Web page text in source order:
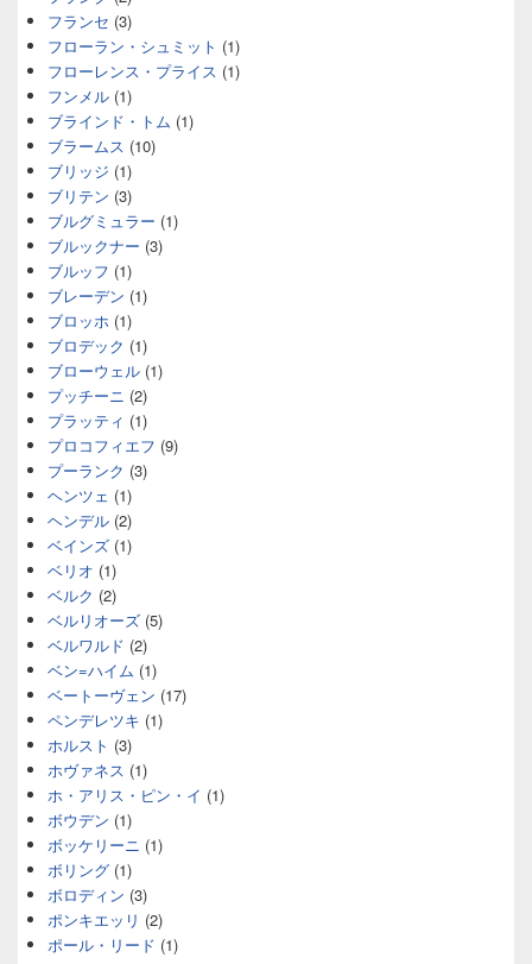
フランセ (3)
フローラン・シュミット (1)
フローレンス・プライス (1)
フンメル (1)
ブラインド・トム (1)
ブラームス (10)
ブリッジ (1)
ブリテン (3)
ブルグミュラー (1)
ブルックナー (3)
ブルッフ (1)
ブレーデン (1)
ブロッホ (1)
ブロデック (1)
ブローウェル (1)
プッチーニ (2)
プラッティ (1)
プロコフィエフ (9)
プーランク (3)
ヘンツェ (1)
ヘンデル (2)
ベインズ (1)
ベリオ (1)
ベルク (2)
ベルリオーズ (5)
ベルワルド (2)
ベン=ハイム (1)
ベートーヴェン (17)
ペンデレツキ (1)
ホルスト (3)
ホヴァネス (1)
ホ・アリス・ピン・イ (1)
ボウデン (1)
ボッケリーニ (1)
ボリング (1)
ボロディン (3)
ポンキエッリ (2)
ポール・リード (1)